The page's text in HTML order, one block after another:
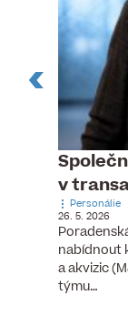
v
Personálie
26. 5. 2026
nabídnout
a akvizic
týmu…